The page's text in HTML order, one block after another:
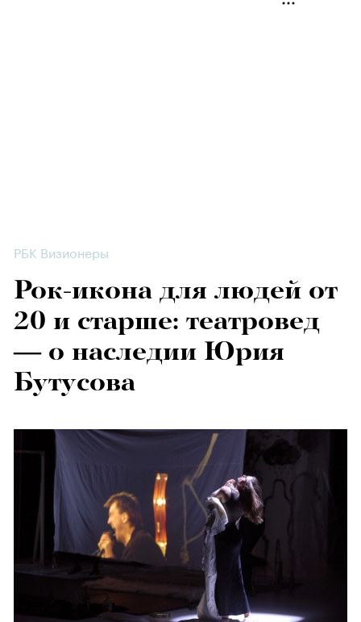
РБК Визионеры
Рок-икона для людей от
20 и старше: театровед
— о наследии Юрия
Бутусова